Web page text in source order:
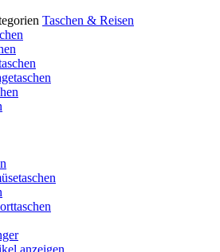
Taschen & Reisen
anzeigen